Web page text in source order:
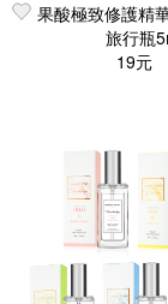
果酸極致修護精
旅行瓶
19元